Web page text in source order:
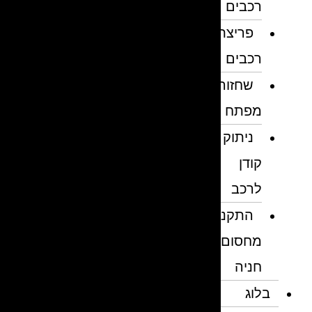
רכבים
פריצת
רכבים
שחזור
מפתח
ניתוק
לרכב
התקנת
מחסום
חניה
בלוג